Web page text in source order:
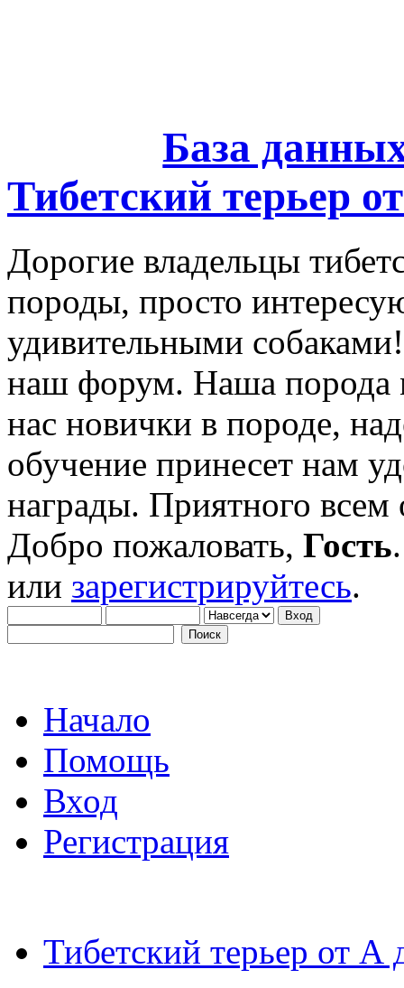
База
Тибетский терьер
Дорогие владельцы
породы, просто
удивительными
наш форум. Наша порода
нас новички в породе,
обучение принесет нам
награды. Приятного
Добро пожаловать, Гость
или зарегистрируйтесь.
Начало
Помощь
Вход
Регистрация
Тибетский терьер от А